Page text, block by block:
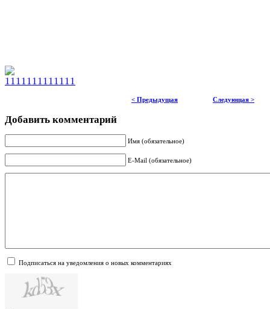
< Предыдущая Следующая >
Добавить комментарий
Имя (обязательное)
E-Mail (обязательное)
Подписаться на уведомления о новых комментариях